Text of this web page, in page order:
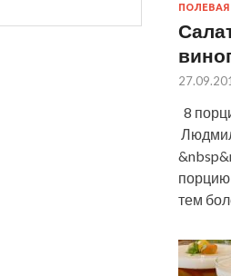
ПОЛЕВАЯ
8
порцию
тем